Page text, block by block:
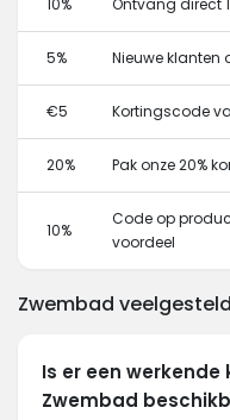
10% Ontvang direct
5% Nieuwe klanten
€5 Kortingscode
20% Pak onze 20%
10%
Code op
voordeel
Zwembad
Is er een
Zwembad